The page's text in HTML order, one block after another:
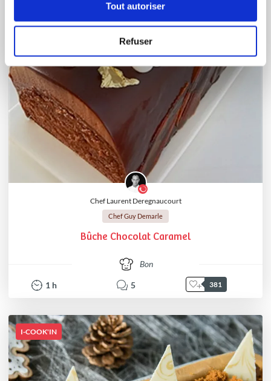
Tout autoriser
Refuser
Chef Laurent Deregnaucourt
Chef Guy Demarle
Bûche Chocolat Caramel
Bon
1 h 5 381
I-COOK'IN